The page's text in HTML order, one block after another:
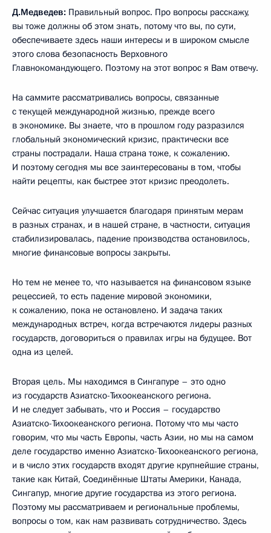
Д.Медведев: Правильный вопрос. Про вопросы расскажу,
вы тоже должны об этом знать, потому что вы, по сути,
обеспечиваете здесь наши интересы и в широком смысле
этого слова безопасность Верховного
Главнокомандующего. Поэтому на этот вопрос я Вам отвечу.
На саммите рассматривались вопросы, связанные
с текущей международной жизнью, прежде всего
в экономике. Вы знаете, что в прошлом году разразился
глобальный экономический кризис, практически все
страны пострадали. Наша страна тоже, к сожалению.
И поэтому сегодня мы все заинтересованы в том, чтобы
найти рецепты, как быстрее этот кризис преодолеть.
Сейчас ситуация улучшается благодаря принятым мерам
в разных странах, и в нашей стране, в частности, ситуация
стабилизировалась, падение производства остановилось,
многие финансовые вопросы закрыты.
Но тем не менее то, что называется на финансовом языке
рецессией, то есть падение мировой экономики,
к сожалению, пока не остановлено. И задача таких
международных встреч, когда встречаются лидеры разных
государств, договориться о правилах игры на будущее. Вот
одна из целей.
Вторая цель. Мы находимся в Сингапуре – это одно
из государств Азиатско-Тихоокеанского региона.
И не следует забывать, что и Россия – государство
Азиатско-Тихоокеанского региона. Потому что мы часто
говорим, что мы часть Европы, часть Азии, но мы на самом
деле государство именно Азиатско-Тихоокеанского региона,
и в число этих государств входят другие крупнейшие страны,
такие как Китай, Соединённые Штаты Америки, Канада,
Сингапур, многие другие государства из этого региона.
Поэтому мы рассматриваем и региональные проблемы,
вопросы о том, как нам развивать сотрудничество. Здесь